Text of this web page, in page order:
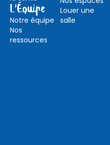
L'Équipe
Notre équipe
Nos
ressources
Louer une
salle